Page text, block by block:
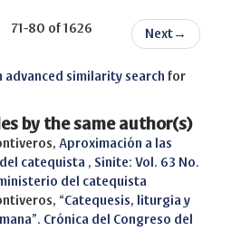
71-80 of 1626 Next →
advanced similarity search for
by the same author(s)
Aproximación a las
catequista , Sinite: Vol. 63 No.
del catequista
“Catequesis, liturgia y
Crónica del Congreso del